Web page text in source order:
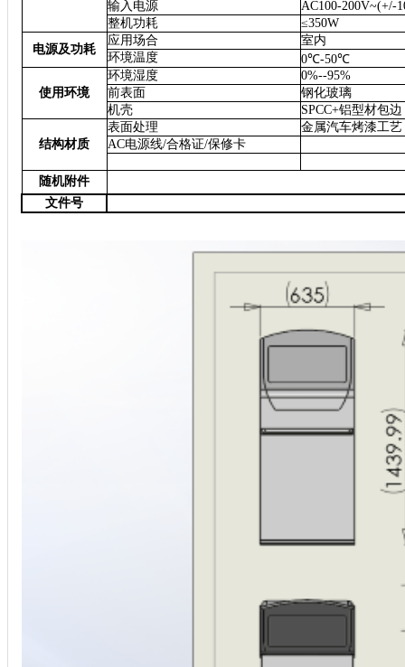
输入电源
AC100-200V~(+/-
整机功耗
≤350W
电源及功耗
应用场合
室内
环境温度
0℃-50℃
使用环境
环境湿度
0%--95%
前表面
钢化玻璃
机壳
SPCC+铝型材包边
结构材质
表面处理
金属汽车烤漆工艺
AC电源线/合格证/保修卡
随机附件
文件号